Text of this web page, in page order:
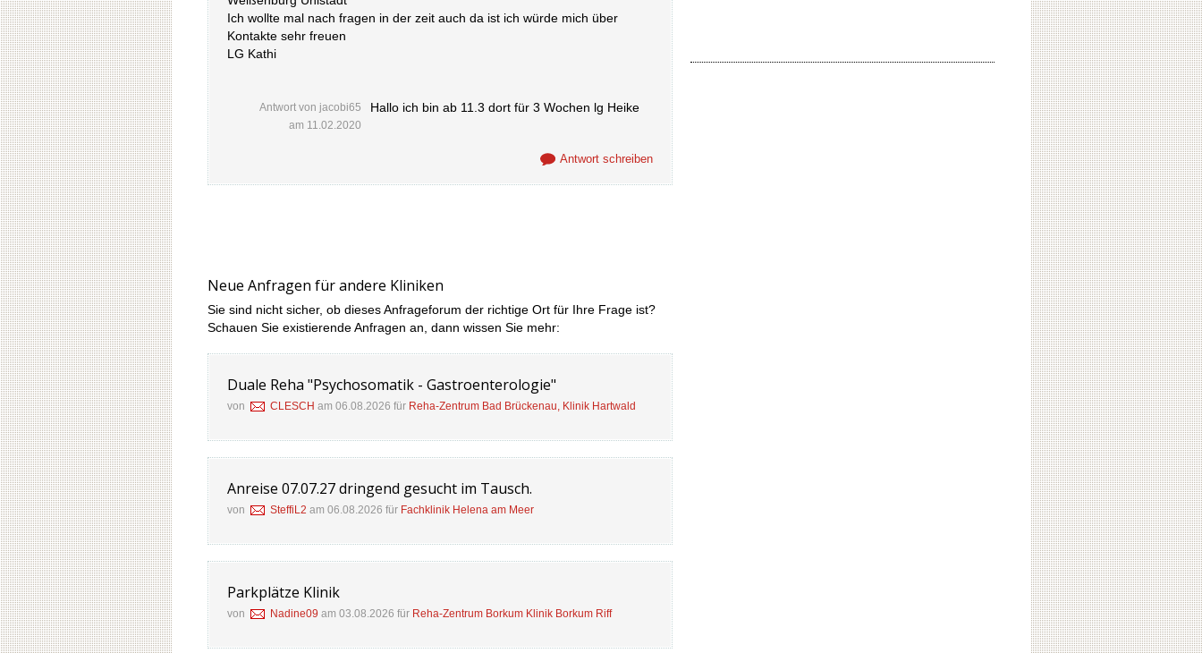
Ich wollte mal nach fragen in der zeit auch da ist ich würde mich über
Kontakte sehr freuen
LG Kathi
Antwort von jacobi65
am 11.02.2020
Hallo ich bin ab 11.3 dort für 3 Wochen lg Heike
Antwort schreiben
Neue Anfragen für andere Kliniken
Sie sind nicht sicher, ob dieses Anfrageforum der richtige Ort für Ihre Frage ist?
Schauen Sie existierende Anfragen an, dann wissen Sie mehr:
Duale Reha "Psychosomatik - Gastroenterologie"
von CLESCH am 06.08.2026 für Reha-Zentrum Bad Brückenau, Klinik Hartwald
Anreise 07.07.27 dringend gesucht im Tausch.
von SteffiL2 am 06.08.2026 für Fachklinik Helena am Meer
Parkplätze Klinik
von Nadine09 am 03.08.2026 für Reha-Zentrum Borkum Klinik Borkum Riff